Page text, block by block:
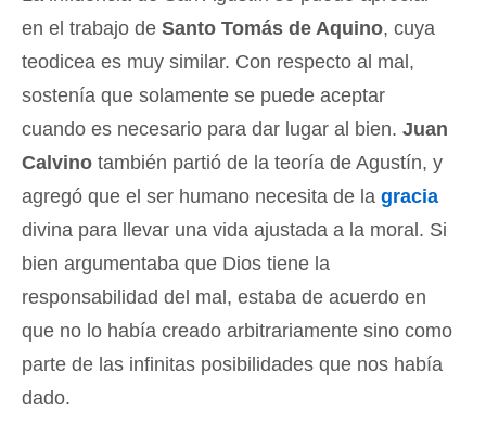
en el trabajo de Santo Tomás de Aquino, cuya
teodicea es muy similar. Con respecto al mal,
sostenía que solamente se puede aceptar
cuando es necesario para dar lugar al bien. Juan
Calvino también partió de la teoría de Agustín, y
agregó que el ser humano necesita de la gracia
divina para llevar una vida ajustada a la moral. Si
bien argumentaba que Dios tiene la
responsabilidad del mal, estaba de acuerdo en
que no lo había creado arbitrariamente sino como
parte de las infinitas posibilidades que nos había
dado.